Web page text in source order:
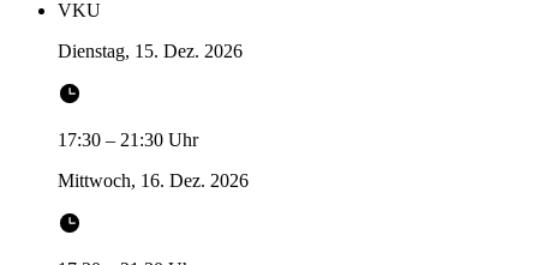
VKU
Dienstag, 15. Dez. 2026
17:30 – 21:30 Uhr
Mittwoch, 16. Dez. 2026